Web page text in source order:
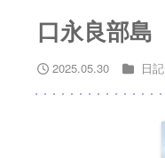
口永良部島
2025.05.30 日記